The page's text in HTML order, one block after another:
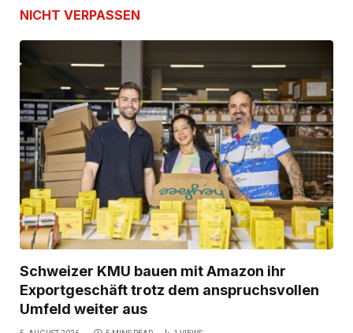
NICHT VERPASSEN
Schweizer KMU bauen mit Amazon ihr
Exportgeschäft trotz dem anspruchsvollen
Umfeld weiter aus